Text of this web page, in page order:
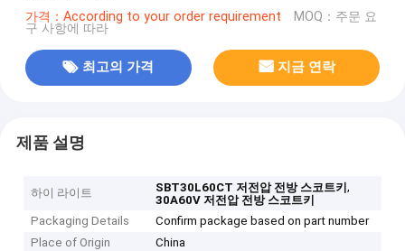
가격：According to your order requirement MOQ：주문 요
구 사항에 따라
최고의 가격 지금 연락
제품 설명
하이 라이트 SBT30L60CT 저전압 전방 스코트키,
30A60V 저전압 전방 스코트키
Packaging Details
Confirm package based on part number
Place of Origin
China